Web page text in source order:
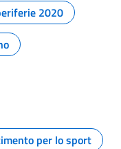
2020
per lo sport